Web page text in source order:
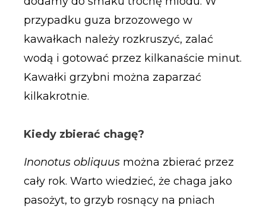
przypadku guza brzozowego w
kawałkach należy rozkruszyć, zalać
wodą i gotować przez kilkanaście minut.
Kawałki grzybni można zaparzać
kilkakrotnie.
Kiedy zbierać chagę?
Inonotus obliquusmożna zbierać przez
cały rok. Warto wiedzieć, że chaga jako
pasożyt, to grzyb rosnący na pniach